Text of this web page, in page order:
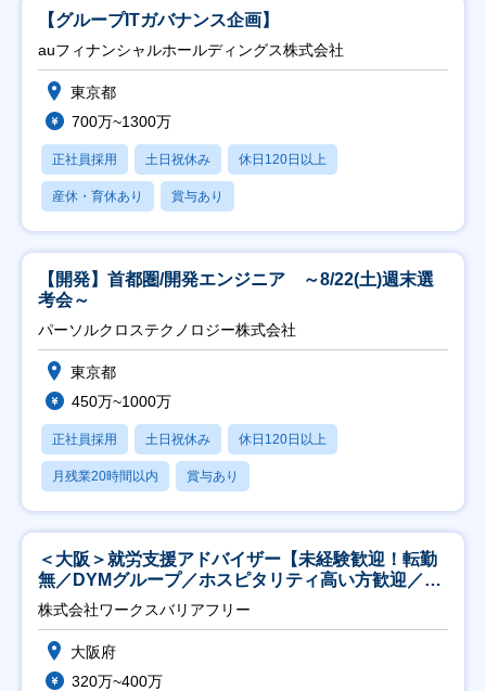
【グループITガバナンス企画】
auフィナンシャルホールディングス株式会社
東京都
700万~1300万
正社員採用 土日祝休み 休日120日以上
産休・育休あり 賞与あり
【開発】首都圏/開発エンジニア ～8/22(土)週末選
考会～
パーソルクロステクノロジー株式会社
東京都
450万~1000万
正社員採用 土日祝休み 休日120日以上
月残業20時間以内 賞与あり
＜大阪＞就労支援アドバイザー【未経験歓迎！転勤
無／DYMグループ／ホスピタリティ高い方歓迎／土
日祝】
株式会社ワークスバリアフリー
大阪府
320万~400万